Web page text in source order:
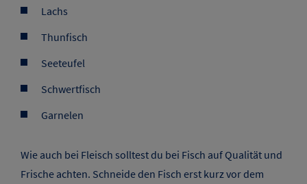
Lachs
Thunfisch
Seeteufel
Schwertfisch
Garnelen
Wie auch bei Fleisch solltest du bei Fisch auf Qualität und
Frische achten. Schneide den Fisch erst kurz vor dem